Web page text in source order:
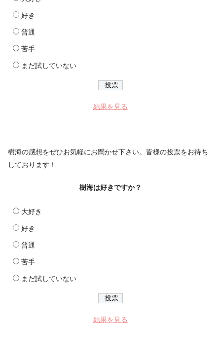
好き
普通
苦手
まだ試していない
結果を見る
樹海の感想をぜひお気軽にお聞かせ下さい。皆様の投票をお待ち
しております！
樹海は好きですか？
大好き
好き
普通
苦手
まだ試していない
結果を見る